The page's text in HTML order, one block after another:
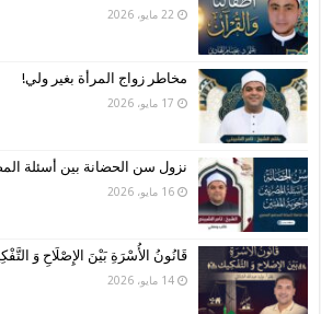
22 مايو، 2026
مخاطر زواج المرأة بغير ولي!
17 مايو، 2026
نزول سن الحضانة بين أسئلة
16 مايو، 2026
قَانُونُ الأُسْرَةِ بَيْنَ الإِصْلَاحِ وَ
14 مايو، 2026